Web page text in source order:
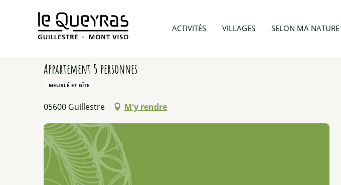
ACTIVITÉS VILLAGES SELON MA NATURE
Accueil Préparer mon voyage Hébergements
Appartement 5 personnes
MEUBLÉ ET GÎTE
05600 Guillestre M'y rendre